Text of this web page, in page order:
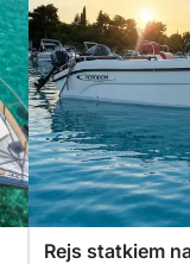
Rejs statkiem